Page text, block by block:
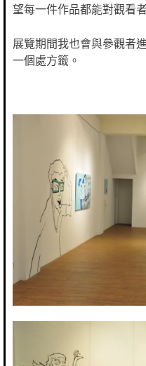
望每一件作品都能對觀看
展覽期間我也會與參觀者
一個處方籤。